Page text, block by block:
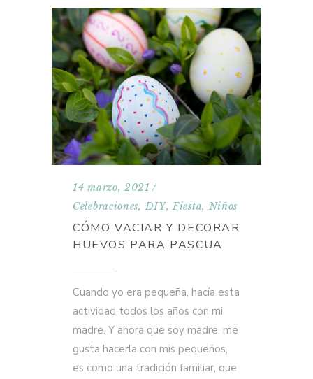
14 marzo, 2021
Celebraciones,DIY,Fiesta, Niños
CÓMO VACIAR Y DECORAR
HUEVOS PARA PASCUA
Cuando yo era pequeña, hacía esta
actividad todos los años con mi
madre. Y ahora que soy madre, me
gusta hacerla con mis pequeños,
es como una tradición familiar, que